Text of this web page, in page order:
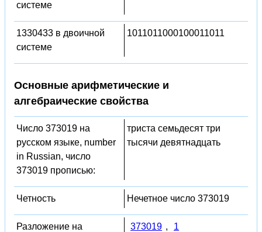
системе
1330433 в двоичной
системе
1011011000100011011
Основные арифметические и
алгебраические свойства
Число 373019 на
русском языке, number
in Russian, число
373019 прописью:
триста семьдесят три
тысячи девятнадцать
Четность Нечетное число 373019
Разложение на
373019 , 1